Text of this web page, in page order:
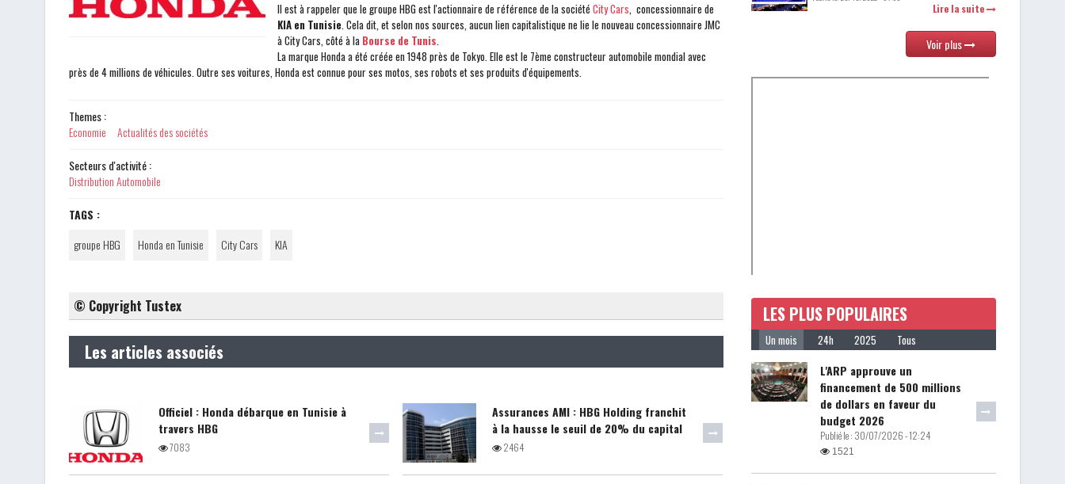
Il est à rappeler que le groupe HBG est l'actionnaire de référence de la société City Cars , concessionnaire de
KIA en Tunisie . Cela dit, et selon nos sources, aucun lien capitalistique ne lie le nouveau concessionnaire JMC
à City Cars, côté à la Bourse de Tunis
La marque Honda a été créée en 1948 près de Tokyo. Elle est le 7ème constructeur automobile mondial avec
près de 4 millions de véhicules. Outre ses voitures, Honda est connue pour ses motos, ses robots et ses produits d'équipements.
Themes :
Economie
Actualités des sociétés
Secteurs d'activité :
Distribution Automobile
TAGS :
groupe HBG
Honda en Tunisie City Cars KIA
© Copyright Tustex
Les articles associés
Officiel : Honda débarque en Tunisie à
travers HBG
7083
Assurances AMI : HBG Holding franchit
à la hausse le seuil de 20% du capital
2464
Lire la suite
Voir plus
LES PLUS POPULAIRES
Un mois 24h 2025 Tous
L'ARP approuve un
financement de 500 millions
de dollars en faveur du
budget 2026
Publié le : 30/07/2026 - 12:24
1521